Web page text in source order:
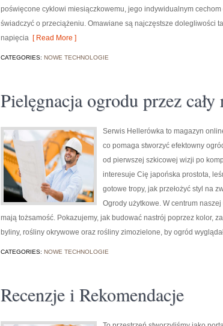
poświęcone cyklowi miesiączkowemu, jego indywidualnym
świadczyć o przeciążeniu. Omawiane są najczęstsze dolegliwości
napięcia [ Read More ]
CATEGORIES: NOWE TECHNOLOGIE
Pielęgnacja ogrodu przez cały
Serwis Hellerówka to magazyn
co pomaga stworzyć efektowny
od pierwszej szkicowej wizji po
interesuje Cię japońska prostota,
gotowe tropy, jak przełożyć styl na
Ogrody użytkowe. W centrum
mają tożsamość. Pokazujemy, jak budować nastrój poprzez kolor,
byliny, rośliny okrywowe oraz rośliny zimozielone, by ogród
CATEGORIES: NOWE TECHNOLOGIE
Recenzje i Rekomendacje